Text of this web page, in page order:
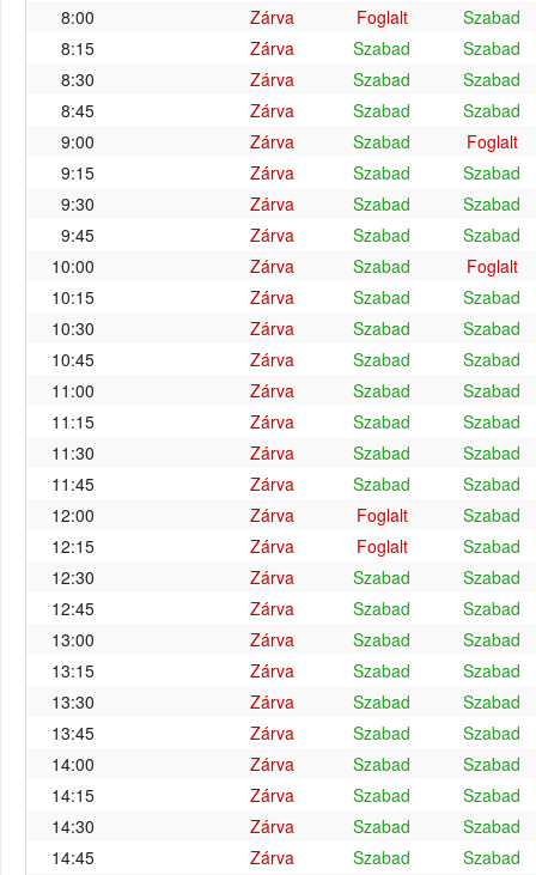
8:00
Zárva Foglalt
Szabad
8:15
Zárva Szabad
Szabad
8:30
Zárva Szabad
Szabad
8:45
Zárva Szabad
Szabad
9:00
Zárva Szabad
Foglalt
9:15
Zárva Szabad
Szabad
9:30
Zárva Szabad
Szabad
9:45
Zárva Szabad
Szabad
10:00
Zárva Szabad
Foglalt
10:15
Zárva Szabad
Szabad
10:30
Zárva Szabad
Szabad
10:45
Zárva Szabad
Szabad
11:00
Zárva Szabad
Szabad
11:15
Zárva Szabad
Szabad
11:30
Zárva Szabad
Szabad
11:45
Zárva Szabad
Szabad
12:00
Zárva Foglalt
Szabad
12:15
Zárva Foglalt
Szabad
12:30
Zárva Szabad
Szabad
12:45
Zárva Szabad
Szabad
13:00
Zárva Szabad
Szabad
13:15
Zárva Szabad
Szabad
13:30
Zárva Szabad
Szabad
13:45
Zárva Szabad
Szabad
14:00
Zárva Szabad
Szabad
14:15
Zárva Szabad
Szabad
14:30
Zárva Szabad
Szabad
14:45
Zárva Szabad
Szabad